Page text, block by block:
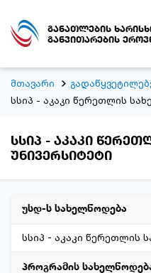
განათლების
განვითარების
მთავარი
სსიპ - აკაკი წერეთლის
სსიპ - აკაკი
უნივერსიტეტი
უსდ-ს სახელწოდება
სსიპ - აკაკი წერეთლის
პროგრამის